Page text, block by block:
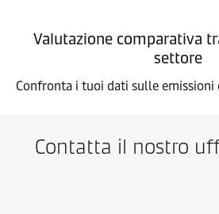
Valutazione comparativa
settore
Confronta i tuoi dati sulle
Contatta il nostro